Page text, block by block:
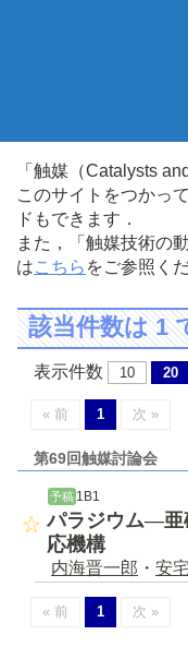
「触媒（Catalysts
このサイトをつかっ
ドもできます．
また，「触媒技術の
はこちら をご参照く
該当件数は 1
表示件数 10 20
« 前 1 次 »
第69回触媒討論会
予稿 1B1
パラジウム―亜
応機構
内海晋一郎 ・ 安
« 前 1 次 »